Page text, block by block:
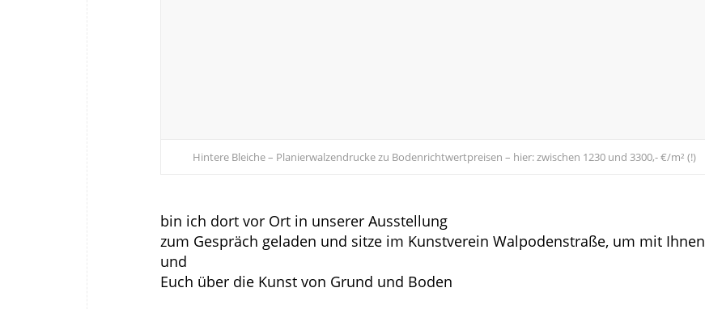
Hintere Bleiche – Planierwalzendrucke zu Bodenrichtwertpreisen – hier: zwischen 1230 und 3300,- €/m² (!)
bin ich dort vor Ort in unserer Ausstellung
zum Gespräch geladen und sitze im Kunstverein Walpodenstraße, um mit Ihnen
und
Euch über die Kunst von Grund und Boden